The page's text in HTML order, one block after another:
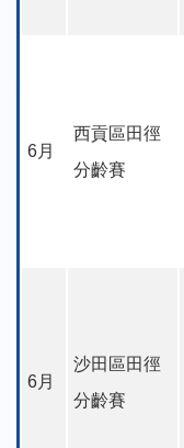
6月
西貢區田徑
分齡賽
6月
沙田區田徑
分齡賽